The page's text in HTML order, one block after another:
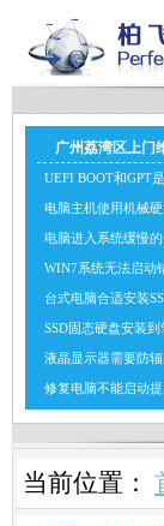
广州荔湾区上门
UEFI BOOT和GPT
电脑主机使用机械
电脑进入系统缓慢
WIN7系统无法启动
台式电脑合适安装
SSD固态硬盘安装
液晶显示器需要防
修复电脑不能启动
当前位置：